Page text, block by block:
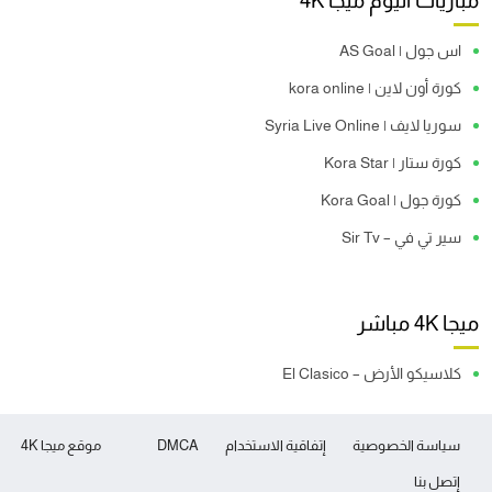
اس جول | AS Goal
كورة أون لاين | kora online
سوريا لايف | Syria Live Online
كورة ستار | Kora Star
كورة جول | Kora Goal
سير تي في – Sir Tv
ميجا 4K مباشر
كلاسيكو الأرض – El Clasico
موقع ميجا 4K سياسة الخصوصية إتفاقية الاستخدام DMCA
إتصل بنا